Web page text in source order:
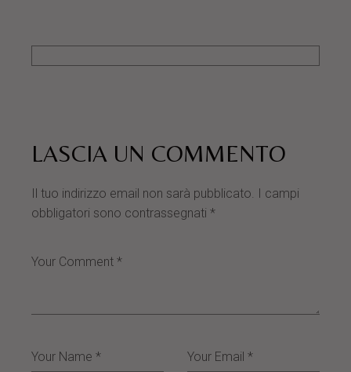
LASCIA UN COMMENTO
Il tuo indirizzo email non sarà pubblicato. I campi
obbligatori sono contrassegnati*